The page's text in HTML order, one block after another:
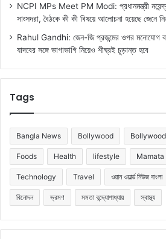
NCPI MPs Meet PM Modi: প্রধানমন্ত্রী
সাংসদরা, বৈঠকে কী কী বিষয়ে আলোচনা হয়েছে জেনে
Rahul Gandhi: জেন-জি প্রজন্মের ওপর মনোযোগ
যাদবের সঙ্গে ভাগাভাগি নিয়েও শীঘ্রই চূড়ান্ত হবে
Tags
Bangla News Bollywood
Foods Health lifestyle Mamata
Technology Travel ওয়ান ওয়ার্ল্ড নিউজ বাংলা
বিনোদন ভ্রমণ মমতা বন্দ্যোপাধ্যায় স্বাস্থ্য